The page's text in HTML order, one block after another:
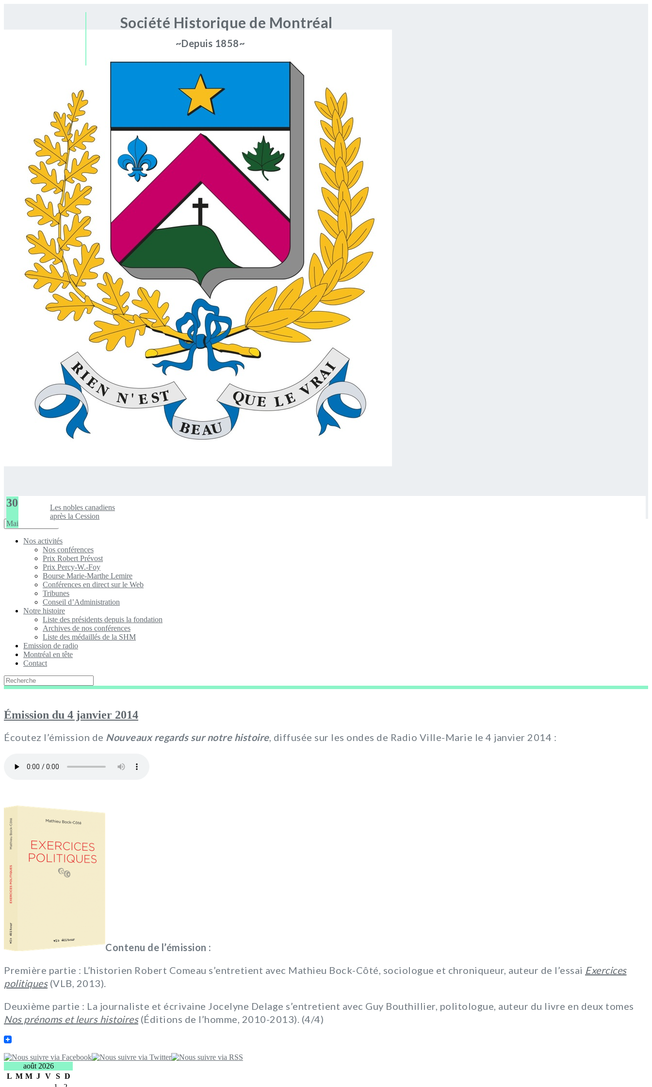
Société Historique de Montréal
~Depuis 1858~
30
Mai
Les nobles canadiens
après la Cession
Toggle
navigation
Navigation Menu
Nos activités
Nos conférences
Prix Robert Prévost
Prix Percy-W.-Foy
Bourse Marie-Marthe Lemire
Conférences en direct sur le Web
Tribunes
Conseil d’Administration
Notre histoire
Liste des présidents depuis la fondation
Archives de nos conférences
Liste des médaillés de la SHM
Emission de radio
Montréal en tête
Contact
Émission du 4 janvier 2014
Écoutez l’émission de Nouveaux regards sur notre histoire, diffusée sur les ondes de Radio Ville-Marie le 4 janvier 2014 :
Contenu de l’émission :
Première partie : L’historien Robert Comeau s’entretient avec Mathieu Bock-Côté, sociologue et chroniqueur, auteur de l’essai Exercices
politiques(VLB, 2013).
Deuxième partie : La journaliste et écrivaine Jocelyne Delage s’entretient avec Guy Bouthillier, politologue, auteur du livre en deux tomes
Nos prénoms et leurs histoires(Éditions de l’homme, 2010-2013). (4/4)
août 2026
L M M J V S D